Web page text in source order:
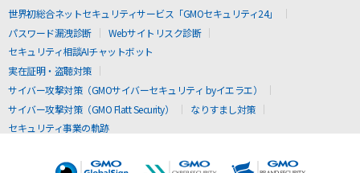
世界初総合ネットセキュリティサービス「GMOセキュリティ24」
パスワード漏洩診断
Webサイトリスク診断
セキュリティ相談AIチャットボット
実在証明・盗聴対策
サイバー攻撃対策（GMOサイバーセキュリティ byイエラエ）
サイバー攻撃対策（GMO Flatt Security）
なりすまし対策
セキュリティ事業の軌跡